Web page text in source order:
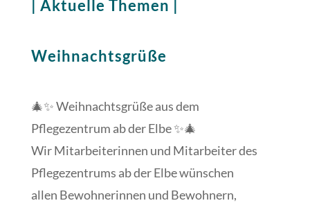
| Aktuelle Themen |
Weihnachtsgrüße
🎄✨ Weihnachtsgrüße aus dem
Pflegezentrum ab der Elbe ✨🎄
Wir Mitarbeiterinnen und Mitarbeiter des
Pflegezentrums ab der Elbe wünschen
allen Bewohnerinnen und Bewohnern,